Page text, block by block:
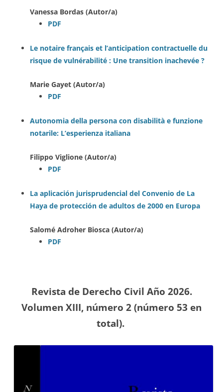
Vanessa Bordas (Autor/a)
PDF
Le notaire français et l’anticipation contractuelle du
risque de vulnérabilité : Une transition inachevée ?
Marie Gayet (Autor/a)
PDF
Autonomia della persona con disabilità e funzione
notarile: L’esperienza italiana
Filippo Viglione (Autor/a)
PDF
La aplicación jurisprudencial del Convenio de La
Haya de protección de adultos de 2000 en Europa
Salomé Adroher Biosca (Autor/a)
PDF
Revista de Derecho Civil Año 2026.
Volumen XIII, número 2 (número 53 en
total).